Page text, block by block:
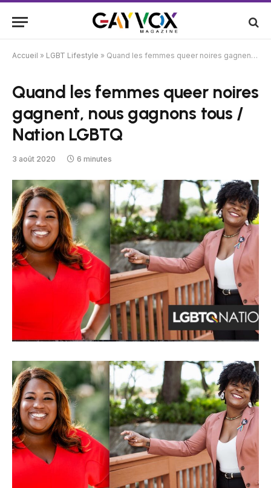
Accueil » LGBT Lifestyle » Quand les femmes queer noires gagnent, nous gagnons tous / Nation LGBTQ
Quand les femmes queer noires
gagnent, nous gagnons tous /
Nation LGBTQ
3 août 2020 6 minutes